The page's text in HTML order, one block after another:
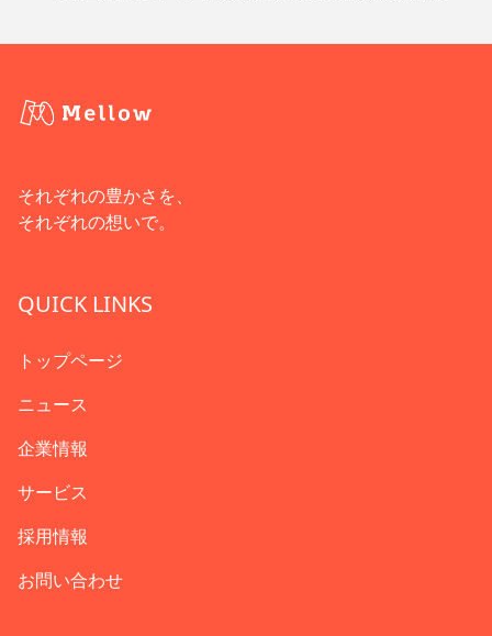
それぞれの豊かさを、
それぞれの想いで。
QUICK LINKS
トップページ
ニュース
企業情報
サービス
採用情報
お問い合わせ